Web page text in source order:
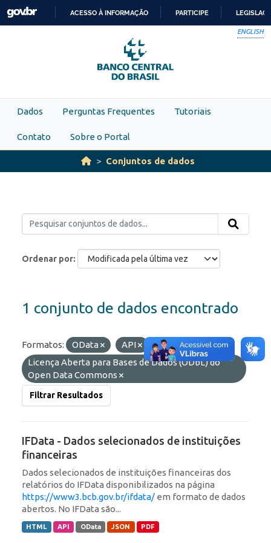
Skip to main content
PARA
O
CONTEÚDO
ACESSO À INFORMAÇÃO PARTICIPE
ENGLISH
Dados Perguntas Frequentes Tutoriais
Contato Sobre o Portal
Conjuntos de dados
Ordenar por
1 conjunto de dados encontrado
Formatos: OData API PDF
Licenças:
Licença Aberta para Bases de Dados (ODbL) do
Open Data Commons
Filtrar Resultados
IFData - Dados selecionados de instituições
financeiras
Dados selecionados de instituições financeiras dos
relatórios do IFData disponibilizados na página
https://www3.bcb.gov.br/ifdata/ em formato de dados
abertos. No IFData são...
HTML API OData JSON PDF